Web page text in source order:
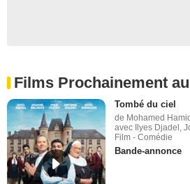
Films Prochainement
Tombé du ciel
de Mohamed
avec Ilyes Djadel,
Film - Comédie
Bande-annonce